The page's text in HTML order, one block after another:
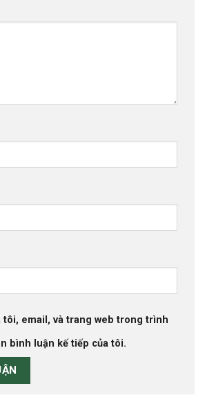
tôi, email, và trang web trong trình
bình luận kế tiếp của tôi.